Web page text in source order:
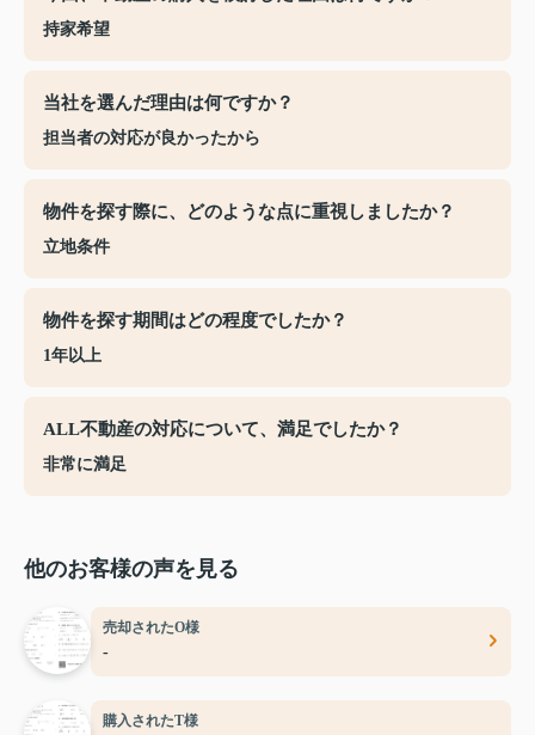
持家希望
当社を選んだ理由は何ですか？
担当者の対応が良かったから
物件を探す際に、どのような点に重視しましたか？
立地条件
物件を探す期間はどの程度でしたか？
1年以上
ALL不動産の対応について、満足でしたか？
非常に満足
他のお客様の声を見る
売却されたO様
-
購入されたT様